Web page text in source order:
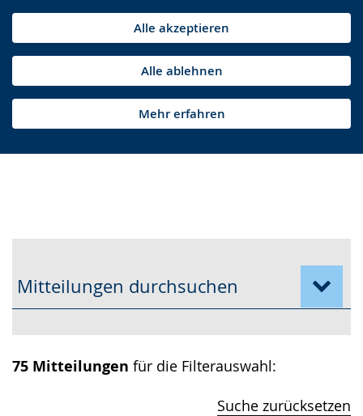
Alle akzeptieren
Alle ablehnen
Mehr erfahren
Mitteilungen durchsuchen
75 Mitteilungen für die Filterauswahl:
Suche zurücksetzen